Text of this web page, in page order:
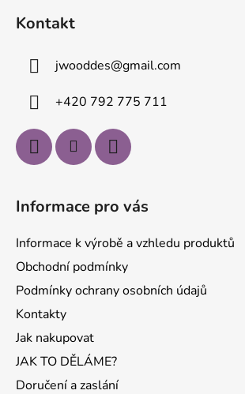
Kontakt
jwooddes@gmail.com
+420 792 775 711
Informace pro vás
Informace k výrobě a vzhledu produktů
Obchodní podmínky
Podmínky ochrany osobních údajů
Kontakty
Jak nakupovat
JAK TO DĚLÁME?
Doručení a zaslání